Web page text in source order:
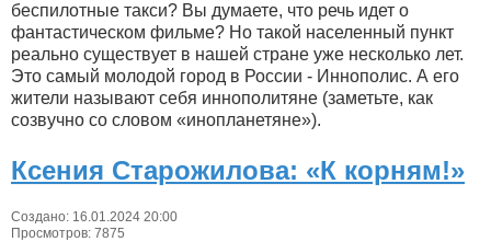
беспилотные такси? Вы думаете, что речь идет о
фантастическом фильме? Но такой населенный пункт
реально существует в нашей стране уже несколько лет.
Это самый молодой город в России - Иннополис. А его
жители называют себя иннополитяне (заметьте, как
созвучно со словом «инопланетяне»).
Ксения Старожилова: «К корням!»
Создано: 16.01.2024 20:00
Просмотров: 7875